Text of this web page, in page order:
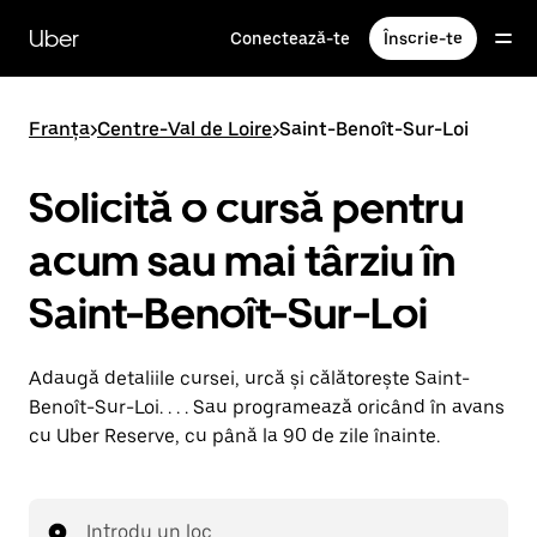
direct
conținutul
principal
Uber Conectează-te Înscrie-te
Franța>Centre-Val de Loire>Saint-Benoît-Sur-Loi
Solicită o cursă pentru
acum sau mai târziu în
Saint-Benoît-Sur-Loi
Adaugă detaliile cursei, urcă și călătorește Saint-
Benoît-Sur-Loi. . . . Sau programează oricând în avans
cu Uber Reserve, cu până la 90 de zile înainte.
Introdu un loc